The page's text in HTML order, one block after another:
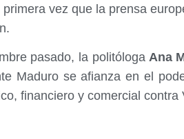
primera vez que la prensa
pasado, la politólogaAna
Maduro se afianza en el
financiero y comercial contra